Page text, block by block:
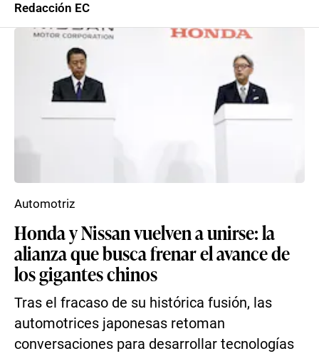
Redacción EC
Honda y Nissan vuelven a unirse: la
alianza que busca frenar el avance de
los gigantes chinos
Tras el fracaso de su histórica fusión, las
automotrices japonesas retoman
conversaciones para desarrollar tecnologías
Automotriz